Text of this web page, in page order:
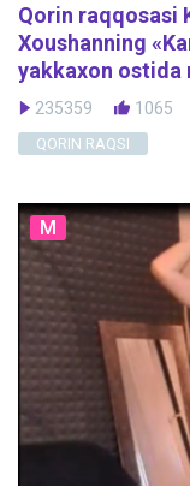
Qorin raqqosasi
Xoushanning
yakkaxon ostida
235359 1065
QORIN RAQSI
M